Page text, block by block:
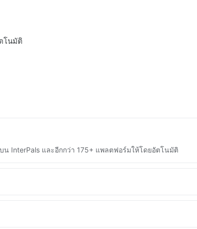
โนมัติ
InterPals และอีกกว่า 175+ แพลตฟอร์มให้โดยอัตโนมัติ